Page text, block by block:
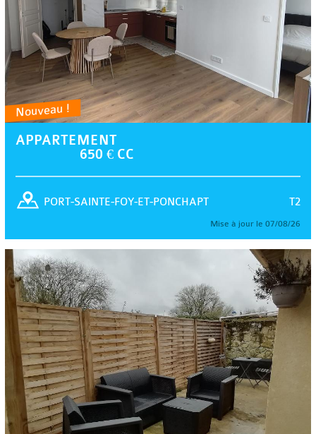
Nouveau !
APPARTEMENT
650 € CC
T2
PORT-SAINTE-FOY-ET-PONCHAPT
Mise à jour le 07/08/26